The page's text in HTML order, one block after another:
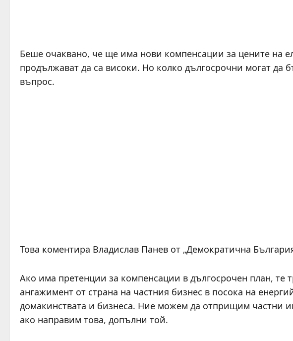
Беше очаквано, че ще има нови компенсации за цените на
продължават да са високи. Но колко дългосрочни могат да
въпрос.
Това коментира Владислав Панев от „Демократична
Ако има претенции за компенсации в дългосрочен план, те
ангажимент от страна на частния бизнес в посока на
домакинствата и бизнеса. Ние можем да отприщим частни
ако направим това, допълни той.